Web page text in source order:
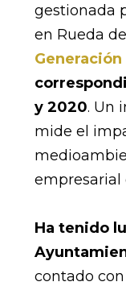
gestionada
en Rueda
y 2020. Un
mide el
empresarial
Ha tenido
contado